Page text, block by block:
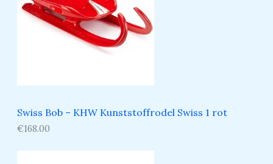
Swiss Bob – KHW Kunststoffrodel Swiss 1 rot
€168.00